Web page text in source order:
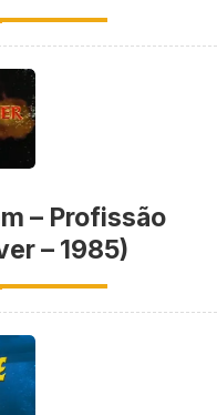
– Profissão
– 1985)